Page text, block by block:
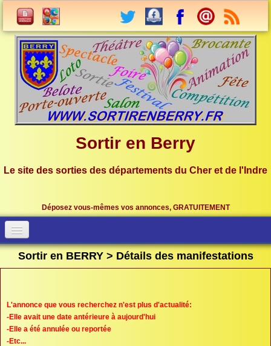
Sortir en Berry
Le site des sorties des départements du Cher et de l'Indre
Déposez vous-mêmes vos annonces, GRATUITEMENT
Accueil
Sites à visiter
Connection
Sortir en BERRY > Détails des manifestations
L'annonce que vous recherchez n'est plus d'actualité:
-Elle avait une date antérieure à aujourd'hui
-Elle a été annulée ou reportée
-Etc...